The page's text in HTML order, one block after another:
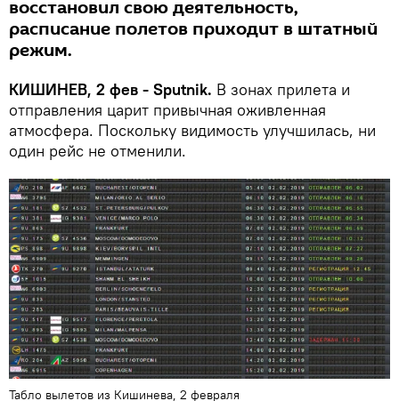
восстановил свою деятельность,
расписание полетов приходит в штатный
режим.
КИШИНЕВ, 2 фев - Sputnik. В зонах прилета и
отправления царит привычная оживленная
атмосфера. Поскольку видимость улучшилась, ни
один рейс не отменили.
Табло вылетов из Кишинева, 2 февраля